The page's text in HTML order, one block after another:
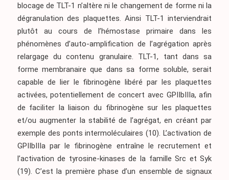
blocage de TLT-1 n’altère ni le changement de forme ni la
dégranulation des plaquettes. Ainsi TLT-1 interviendrait
plutôt au cours de l’hémostase primaire dans les
phénomènes d’auto-amplification de l’agrégation après
relargage du contenu granulaire. TLT-1, tant dans sa
forme membranaire que dans sa forme soluble, serait
capable de lier le fibrinogène libéré par les plaquettes
activées, potentiellement de concert avec GPIIbIIIa, afin
de faciliter la liaison du fibrinogène sur les plaquettes
et/ou augmenter la stabilité de l’agrégat, en créant par
exemple des ponts intermoléculaires(10) . L’activation de
GPIIbIIIa par le fibrinogène entraîne le recrutement et
l’activation de tyrosine-kinases de la famille Src et Syk
(19) . C’est la première phase d’un ensemble de signaux